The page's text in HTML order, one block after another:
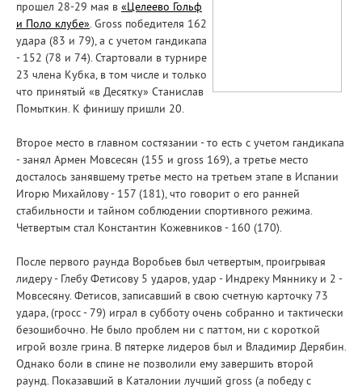
прошел 28-29 мая в «Целеево Гольф
и Поло клубе». Gross победителя 162
удара (83 и 79), а с учетом гандикапа
- 152 (78 и 74). Стартовали в турнире
23 члена Кубка, в том числе и только
что принятый «в Десятку» Cтанислав
Помыткин. К финишу пришли 20.
Второе место в главном состязании - то есть с учетом гандикапа
- занял Армен Мовсесян (155 и gross 169), а третье место
досталось занявшему третье место на третьем этапе в Испании
Игорю Михайлову - 157 (181), что говорит о его ранней
стабильности и тайном соблюдении спортивного режима.
Четвертым стал Константин Кожевников - 160 (170).
После первого раунда Воробьев был четвертым, проигрывая
лидеру - Глебу Фетисову 5 ударов, удар - Индреку Мяннику и 2 -
Мовсесяну. Фетисов, записавший в свою счетную карточку 73
удара, (гросс - 79) играл в субботу очень собранно и тактически
безошибочно. Не было проблем ни с паттом, ни с короткой
игрой возле грина. В пятерке лидеров был и Владимир Дерябин.
Однако боли в спине не позволили ему завершить второй
раунд. Показавший в Каталонии лучший gross (а победу с